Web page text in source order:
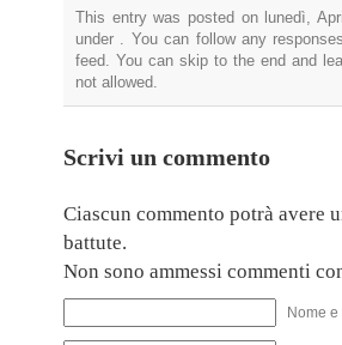
This entry was posted on lunedì,
under . You can follow any
feed. You can skip to the end and
not allowed.
Scrivi un commento
Ciascun commento potrà avere
battute.
Non sono ammessi commenti
Nome